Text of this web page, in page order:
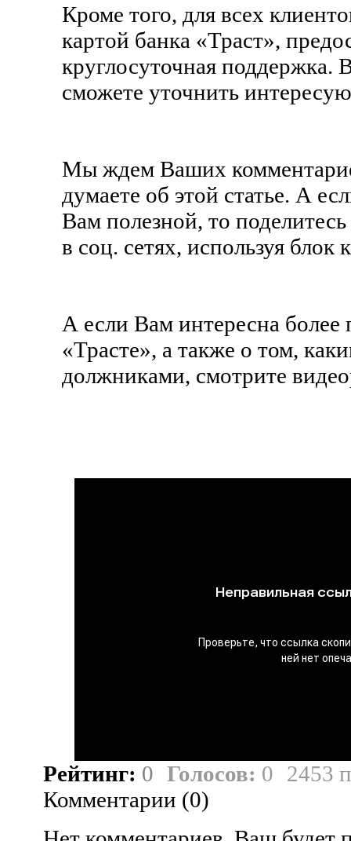
Кроме того, для всех
картой банка «Траст»,
круглосуточная поддержка.
сможете уточнить
Мы ждем Ваших
думаете об этой статье. А
Вам полезной, то
в соц. сетях, используя блок
А если Вам интересна
«Трасте», а также о том,
должниками, смотрите
Рейтинг: 0 Голосов: 0 2453
Комментарии (0)